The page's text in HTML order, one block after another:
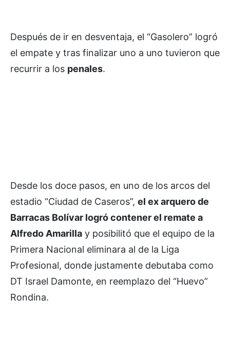
Después de ir en desventaja, el “Gasolero” logró
el empate y tras finalizar uno a uno tuvieron que
recurrir a los penales.
Desde los doce pasos, en uno de los arcos del
estadio “Ciudad de Caseros”, el ex arquero de
Barracas Bolívar logró contener el remate a
Alfredo Amarilla y posibilitó que el equipo de la
Primera Nacional eliminara al de la Liga
Profesional, donde justamente debutaba como
DT Israel Damonte, en reemplazo del “Huevo”
Rondina.